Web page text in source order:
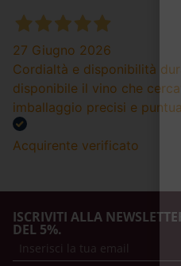
27 Giugno 2026
Cordialtà e disponibilità
disponibile il vino che
imballaggio precisi e
Acquirente verificato
ISCRIVITI ALLA
DEL 5%.